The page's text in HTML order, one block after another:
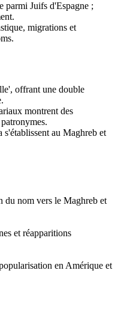
parmi Juifs d'Espagne ;
migrations et
offrant une double
montrent des
au Maghreb et
du nom vers le Maghreb et
et réapparitions
en Amérique et